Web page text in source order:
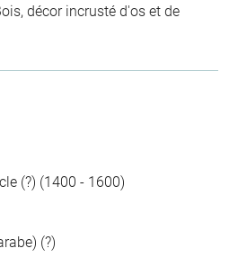
décor incrusté d'os et de
(?) (1400 - 1600)
(?)